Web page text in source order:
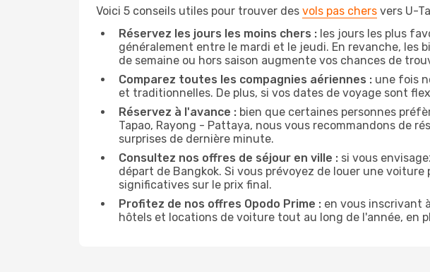
Voici 5 conseils utiles pour trouver des vols pas chers vers U-
Réservez les jours les moins chers : les jours les plus
généralement entre le mardi et le jeudi. En revanche, les
de semaine ou hors saison augmente vos chances de
Comparez toutes les compagnies aériennes : une fois
et traditionnelles. De plus, si vos dates de voyage sont
Réservez à l'avance : bien que certaines personnes
Tapao, Rayong - Pattaya, nous vous recommandons de
surprises de dernière minute.
Consultez nos offres de séjour en ville : si vous
départ de Bangkok. Si vous prévoyez de louer une
significatives sur le prix final.
Profitez de nos offres Opodo Prime : en vous inscrivant
hôtels et locations de voiture tout au long de l'année, en